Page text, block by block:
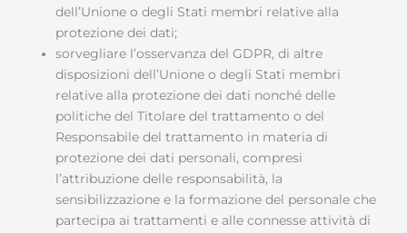
dell’Unione o degli Stati membri relative alla
protezione dei dati;
sorvegliare l’osservanza del GDPR, di altre
disposizioni dell’Unione o degli Stati membri
relative alla protezione dei dati nonché delle
politiche del Titolare del trattamento o del
Responsabile del trattamento in materia di
protezione dei dati personali, compresi
l’attribuzione delle responsabilità, la
sensibilizzazione e la formazione del personale che
partecipa ai trattamenti e alle connesse attività di